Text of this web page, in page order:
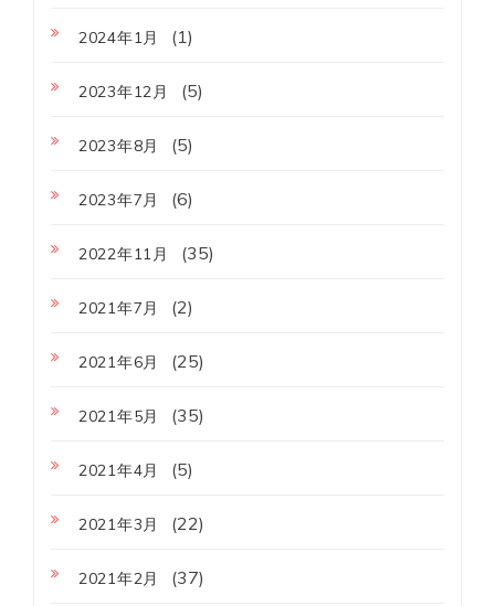
2024年1月 (1)
2023年12月 (5)
2023年8月 (5)
2023年7月 (6)
2022年11月 (35)
2021年7月 (2)
2021年6月 (25)
2021年5月 (35)
2021年4月 (5)
2021年3月 (22)
2021年2月 (37)